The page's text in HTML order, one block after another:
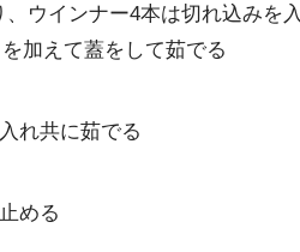
ウインナー4本は切れ込みを入
加えて蓋をして茹でる
れ共に茹でる
める